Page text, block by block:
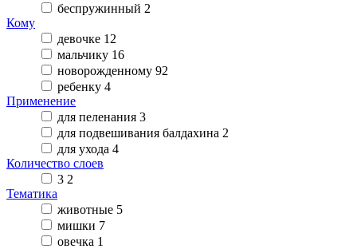
беспружинный 2
Кому
девочке 12
мальчику 16
новорожденному 92
ребенку 4
Применение
для пеленания 3
для подвешивания балдахина 2
для ухода 4
Количество слоев
3 2
Тематика
животные 5
мишки 7
овечка 1